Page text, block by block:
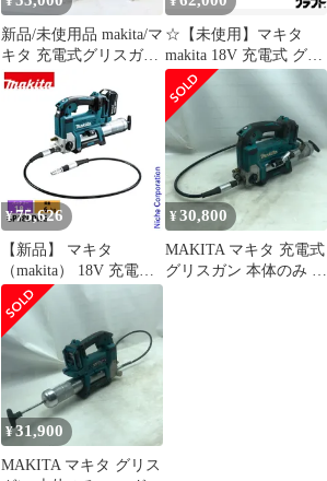
新品/未使用品 makita/マ
キタ 充電式グリスガン
GP180DRG 18V/6.0Ah
バッテリー 充電器
☆【未使用】マキタ
makita 18V 充電式 グリ
ースガン GP180DRG
18V6.0Ah×1 充電器付き
【新古品】【中古】
¥75,626
【新品】 マキタ
（makita） 18V 充電式
グリスガン バッテリー
・充電器付き
GP180DRG 工具 電動
グリス ガン グリスアッ
¥30,800
MAKITA マキタ 充電式
グリスガン 本体のみ コ
¥31,900
MAKITA マキタ グリス